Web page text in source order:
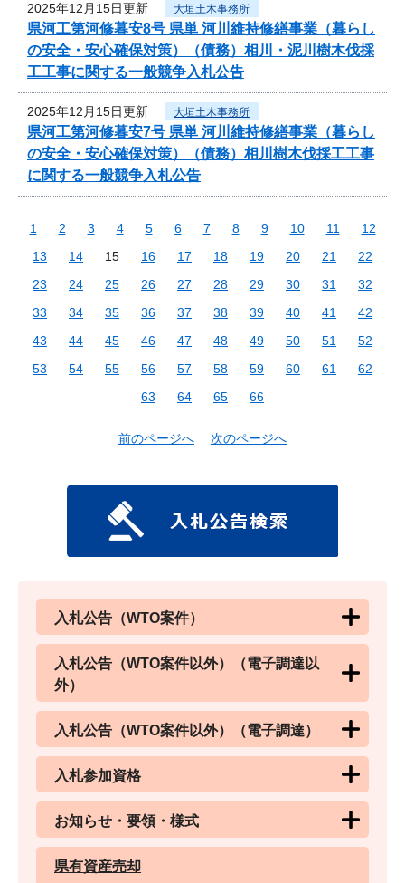
2025年12月15日更新 大垣土木事務所
県河工第河修暮安8号 県単 河川維持修繕事業（暮らし
の安全・安心確保対策）（債務）相川・泥川樹木伐採
工工事に関する一般競争入札公告
2025年12月15日更新 大垣土木事務所
県河工第河修暮安7号 県単 河川維持修繕事業（暮らし
の安全・安心確保対策）（債務）相川樹木伐採工工事
に関する一般競争入札公告
1 2 3 4 5 6 7 8 9 10 11
12
13
14 15 16 17 18 19 20 21
22
23
24 25 26 27 28 29 30 31
32
33
34 35 36 37 38 39 40 41
42
43
44 45 46 47 48 49 50 51
52
53
54 55 56 57 58 59 60 61
62
63
64 65 66
前のページへ 次のページへ
入札公告（WTO案件）
入札公告（WTO案件以外）（電子調達以
外）
入札公告（WTO案件以外）（電子調達）
入札参加資格
お知らせ・要領・様式
県有資産売却